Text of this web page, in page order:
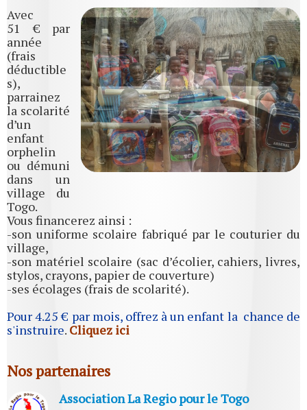
Avec
51 € par
année
(frais
déductible
s),
parrainez
la scolarité
d’un
enfant
orphelin
ou démuni
dans un
village du
Togo.
Vous financerez ainsi :
-son uniforme scolaire fabriqué par le couturier du
village,
-son matériel scolaire (sac d’écolier, cahiers, livres,
stylos, crayons, papier de couverture)
-ses écolages (frais de scolarité).
Pour 4.25 € par mois, offrez à un enfant la chance de
s'instruire. Cliquez ici
Nos partenaires
Association La Regio pour le Togo